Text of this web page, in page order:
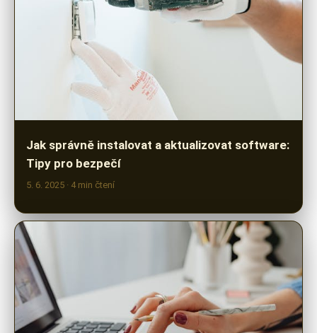
Jak správně instalovat a aktualizovat software:
Tipy pro bezpečí
5. 6. 2025 · 4 min čtení